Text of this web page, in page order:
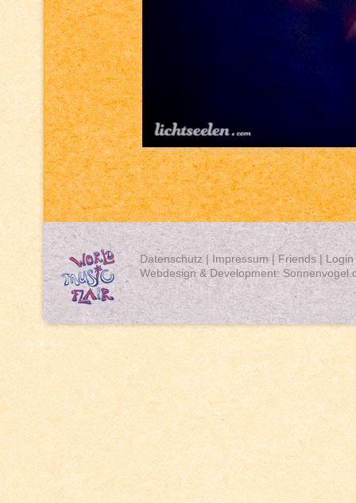
Datenschutz | Impressum|Friends|Login
Webdesign & Development: